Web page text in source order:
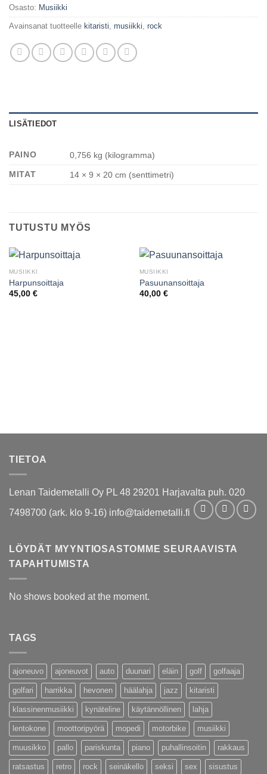
Osasto: Musiikki
Avainsanat tuotteelle kitaristi musiikki rock
LISÄTIEDOT
PAINO
0,756 kg (kilogramma)
MITAT
14 × 9 × 20 cm (senttimetri)
TUTUSTU MYÖS
MUSIIKKI
Harpunsoittaja
45,00 €
MUSIIKKI
Pasuunansoittaja
40,00 €
TIETOA
Lenan Taidemetalli Oy PL 48 29201 Harjavalta puh. 020
7498700 (ark. klo 9-16) info@taidemetalli.fi
LÖYDÄT MYYNTIOSASTOMME SEURAAVISTA
TAPAHTUMISTA
No shows booked at the moment.
TAGS
ajoneuvo ajoneuvot auto duunari eläin golf golfaaja
golfari harrikka hevonen häälahja jazz kitaristi
klassinenmusiikki kynäteline käytännöllinen lahja
lentokone moottoripyörä mopedi motorbike musiikki
muusikko pallo pariskunta piano puhallinsoitin rakkaus
ratsastus retro rock seinäkello seksi sex sisustus